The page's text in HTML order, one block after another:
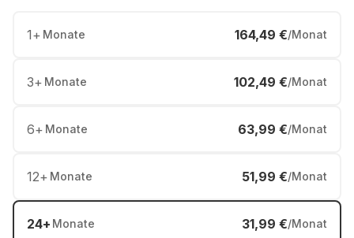
1+ Monate 164,49 €/Monat
3+ Monate 102,49 €/Monat
6+ Monate 63,99 €/Monat
12+ Monate 51,99 €/Monat
24+ Monate 31,99 €/Monat